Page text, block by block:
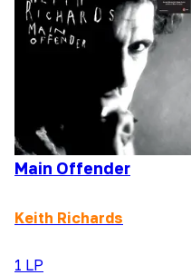
Main Offender
Keith Richards
1 LP